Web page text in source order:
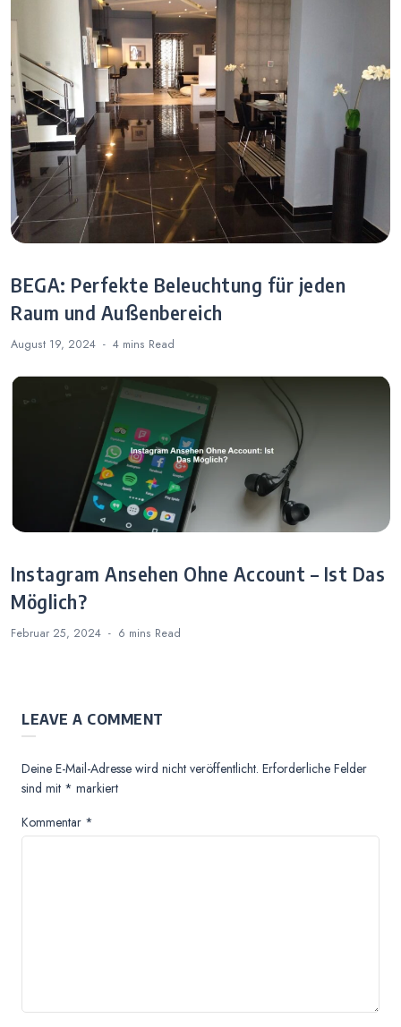
BEGA: Perfekte Beleuchtung für jeden
Raum und Außenbereich
August 19, 2024 4 mins Read
Instagram Ansehen Ohne Account – Ist Das
Möglich?
Februar 25, 2024 6 mins Read
LEAVE A COMMENT
Deine E-Mail-Adresse wird nicht veröffentlicht. Erforderliche Felder
sind mit * markiert
Kommentar *